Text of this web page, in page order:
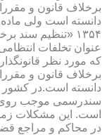
برخلاف قانون و
۱۳۵۴ «تنظیم سند
عنوان تخلفات
که مورد نظر
برخلاف قانون و
دانسته است.در کشور
سندرسمی موجب روی
است. این مشکلات
در محاکم و مراجع